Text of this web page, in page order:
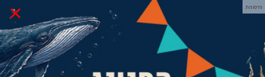
× פרסומת